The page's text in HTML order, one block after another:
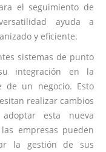
el seguimiento de
ayuda a
y eficiente.
sistemas de punto
integración en la
de un negocio. Esto
realizar cambios
esta nueva
empresas pueden
la gestión de sus